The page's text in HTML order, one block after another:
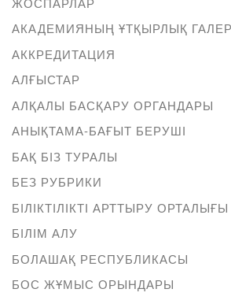
АКАДЕМИЯНЫҢ ҰТҚЫРЛЫҚ
АККРЕДИТАЦИЯ
АЛҒЫСТАР
АЛҚАЛЫ БАСҚАРУ ОРГАНДАРЫ
АНЫҚТАМА-БАҒЫТ БЕРУШІ
БАҚ БІЗ ТУРАЛЫ
БЕЗ РУБРИКИ
БІЛІКТІЛІКТІ АРТТЫРУ ОРТАЛЫҒЫ
БІЛІМ АЛУ
БОЛАШАҚ РЕСПУБЛИКАСЫ
БОС ЖҰМЫС ОРЫНДАРЫ